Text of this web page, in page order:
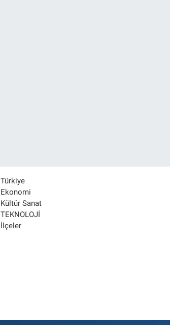
Türkiye
Ekonomi
Kültür Sanat
TEKNOLOJİ
İlçeler